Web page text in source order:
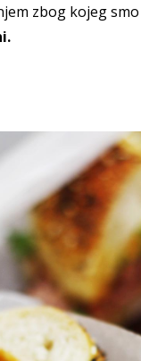
zbog kojeg